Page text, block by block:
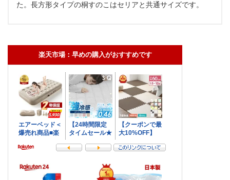
た。長方形タイプの桐すのこはセリアと共通サイズです。
楽天市場：早めの購入がおすすめです